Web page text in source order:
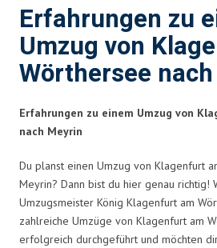
Erfahrungen zu
Umzug von
Wörthersee
Erfahrungen zu einem Umzug von
nach Meyrin
Du planst einen Umzug von Klagenfurt
Meyrin? Dann bist du hier genau richtig!
Umzugsmeister König Klagenfurt am
zahlreiche Umzüge von Klagenfurt am
erfolgreich durchgeführt und möchten